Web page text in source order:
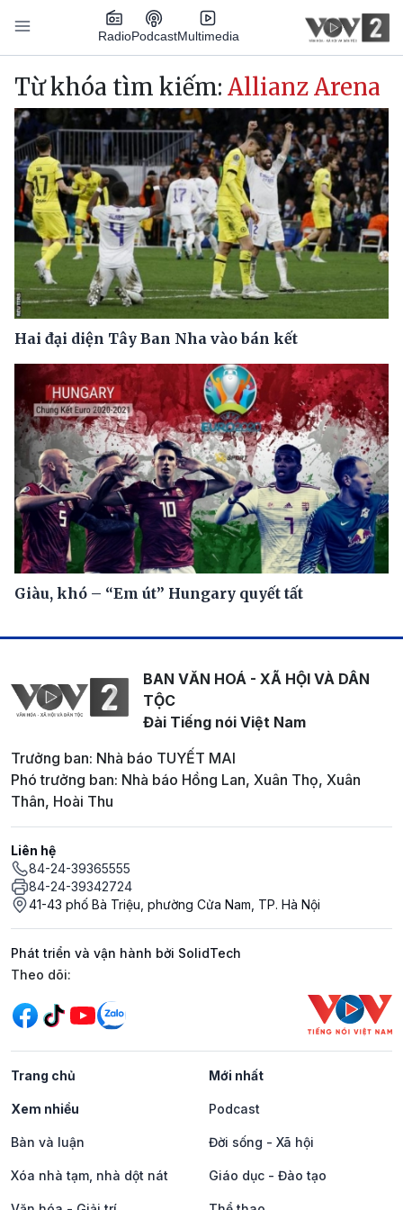
Nhảy đến nội dung
RadioPodcastMultimedia
Main navigation
Từ khóa tìm kiếm: Allianz Arena
Hai đại diện Tây Ban Nha vào bán kết
Giàu, khó – “Em út” Hungary quyết tất
BAN VĂN HOÁ - XÃ HỘI VÀ DÂN
TỘC
Đài Tiếng nói Việt Nam
Trưởng ban: Nhà báo TUYẾT MAI
Phó trưởng ban: Nhà báo Hồng Lan, Xuân Thọ, Xuân
Thân, Hoài Thu
Liên hệ
84-24-39365555
84-24-39342724
41-43 phố Bà Triệu, phường Cửa Nam, TP. Hà Nội
Phát triển và vận hành bởi SolidTech
Mạng xã hội
Theo dõi:
Trang chủ Mới nhất
Xem nhiều Podcast
Bàn và luận Đời sống - Xã hội
Xóa nhà tạm, nhà dột nát Giáo dục - Đào tạo